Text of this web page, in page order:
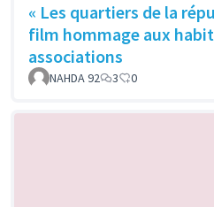
« Les quartiers de la
film hommage aux
associations
NAHDA 92 3 0